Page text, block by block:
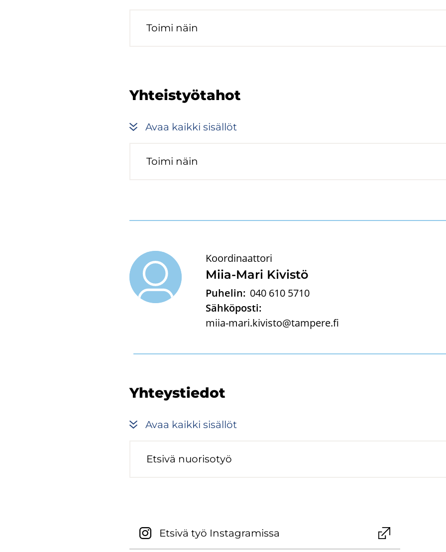
Toimi näin
Yh­teis­työ­ta­hot
Avaa kaik­ki si­säl­löt
Toimi näin
Miia-​Mari Ki­vis­tö
Koordinaattori
Puhelin: 040 610 5710
Sähköposti:
miia-mari.kivisto@tampere.fi
Yh­teys­tie­dot
Avaa kaik­ki si­säl­löt
Et­si­vä nuo­ri­so­työ
Et­si­vä työ Ins­ta­gra­mis­sa